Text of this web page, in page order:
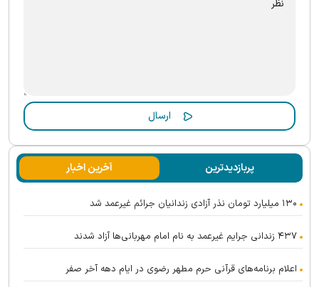
پربازدیدترین آخرین اخبار
۱۳۰ میلیارد تومان نذر آزادی زندانیان جرائم غیرعمد شد
۴۳۷ زندانی جرایم غیرعمد به نام امام مهربانی‌ها آزاد شدند
اعلام برنامه‌های قرآنی حرم مطهر رضوی در ایام دهه آخر صفر